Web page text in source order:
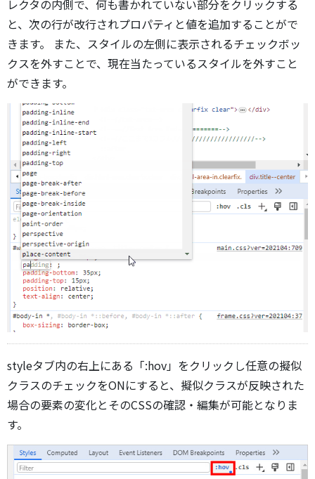
レクタの内側で、何も書かれていない部分をクリックする
と、次の行が改行されプロパティと値を追加することがで
きます。 また、スタイルの左側に表示されるチェックボッ
クスを外すことで、現在当たっているスタイルを外すこと
ができます。
styleタブ内の右上にある「:hov」をクリックし任意の擬似
クラスのチェックをONにすると、擬似クラスが反映された
場合の要素の変化とそのCSSの確認・編集が可能となりま
す。